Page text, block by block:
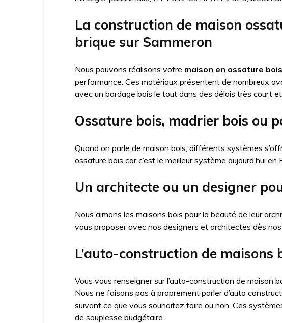
La construction de maison
brique sur Sammeron
Nous pouvons réalisons votre maison en ossature bois
performance. Ces matériaux présentent de nombreux
avec un bardage bois le tout dans des délais très court
Ossature bois, madrier bois ou
Quand on parle de maison bois, différents systèmes
ossature bois car c’est le meilleur système aujourd’hui en
Un architecte ou un designer
Nous aimons les maisons bois pour la beauté de leur
vous proposer avec nos designers et architectes dès
L’auto-construction de
Vous vous renseigner sur l’auto-construction de maison
Nous ne faisons pas à proprement parler d’auto
suivant ce que vous souhaitez faire ou non. Ces
de souplesse budgétaire.